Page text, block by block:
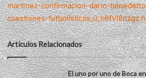
martinez-confirmacion-dario-
cuestiones-
Artículos Relacionados
El uno por uno de Boca